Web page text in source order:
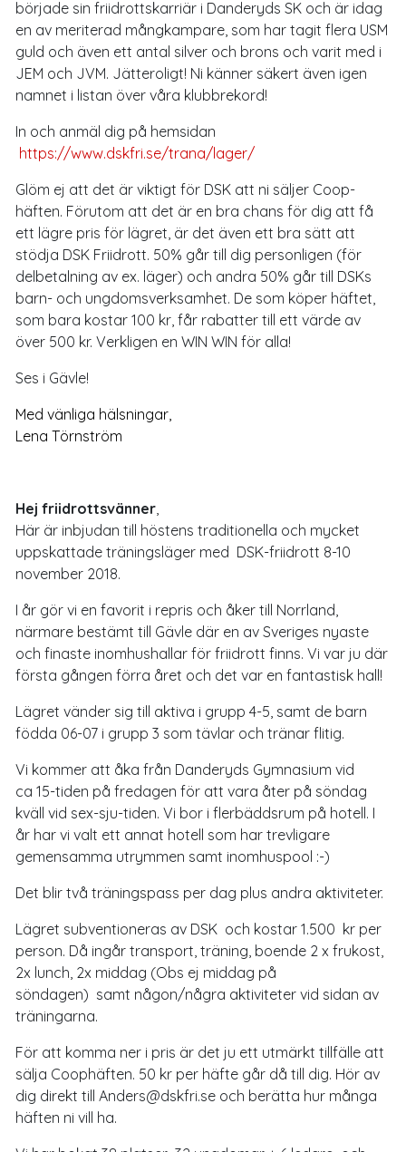
började sin friidrottskarriär i Danderyds SK och är idag
en av meriterad mångkampare, som har tagit flera USM
guld och även ett antal silver och brons och varit med i
JEM och JVM. Jätteroligt! Ni känner säkert även igen
namnet i listan över våra klubbrekord!
In och anmäl dig på hemsidan
https://www.dskfri.se/trana/lager/
Glöm ej att det är viktigt för DSK att ni säljer Coop-
häften. Förutom att det är en bra chans för dig att få
ett lägre pris för lägret, är det även ett bra sätt att
stödja DSK Friidrott. 50% går till dig personligen (för
delbetalning av ex. läger) och andra 50% går till DSKs
barn- och ungdomsverksamhet. De som köper häftet,
som bara kostar 100 kr, får rabatter till ett värde av
över 500 kr. Verkligen en WIN WIN för alla!
Ses i Gävle!
Med vänliga hälsningar,
Lena Törnström
Hej friidrottsvänner
Här är inbjudan till höstens traditionella och mycket
uppskattade träningsläger med DSK-friidrott 8-10
november 2018.
I år gör vi en favorit i repris och åker till Norrland,
närmare bestämt till Gävle där en av Sveriges nyaste
och finaste inomhushallar för friidrott finns. Vi var ju där
första gången förra året och det var en fantastisk hall!
Lägret vänder sig till aktiva i grupp 4-5, samt de barn
födda 06-07 i grupp 3 som tävlar och tränar flitig.
Vi kommer att åka från Danderyds Gymnasium vid
ca 15-tiden på fredagen för att vara åter på söndag
kväll vid sex-sju-tiden. Vi bor i flerbäddsrum på hotell. I
år har vi valt ett annat hotell som har trevligare
gemensamma utrymmen samt inomhuspool :-)
Det blir två träningspass per dag plus andra aktiviteter.
Lägret subventioneras av DSK och kostar 1.500 kr per
person. Då ingår transport, träning, boende 2 x frukost,
2x lunch, 2x middag (Obs ej middag på
söndagen) samt någon/några aktiviteter vid sidan av
träningarna.
För att komma ner i pris är det ju ett utmärkt tillfälle att
sälja Coophäften. 50 kr per häfte går då till dig. Hör av
dig direkt till Anders@dskfri.se och berätta hur många
häften ni vill ha.